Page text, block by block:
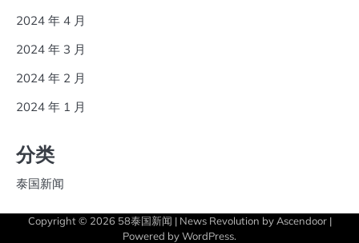
2024 年 4 月
2024 年 3 月
2024 年 2 月
2024 年 1 月
分类
泰国新闻
Copyright © 2026 58泰国新闻 | News Revolution by Ascendoor|
Powered byWordPress.